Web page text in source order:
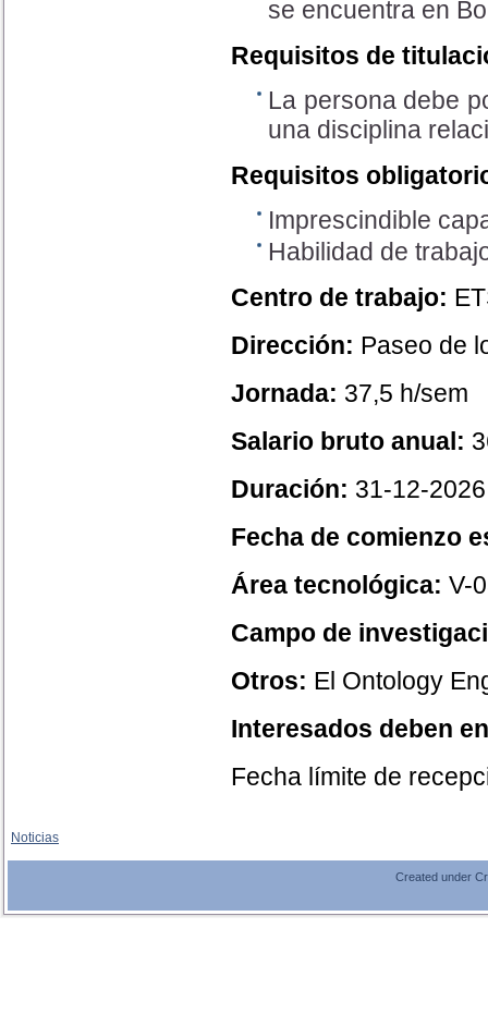
se encuentra en
Requisitos de
La persona debe
una disciplina
Requisitos
Imprescindible
Habilidad de
Centro de trabajo:
Dirección: Paseo de
Jornada: 37,5 h/sem
Salario bruto anual:
Duración: 31-12-2026
Fecha de comienzo
Área tecnológica: V-
Campo de
Otros: El Ontology
Interesados deben
Fecha límite de
Noticias
Created under